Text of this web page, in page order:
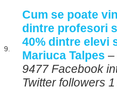
9.
Cum se poate
dintre profesori
40% dintre elevi
Mariuca Talpes –
9477 Facebook
Twitter followers